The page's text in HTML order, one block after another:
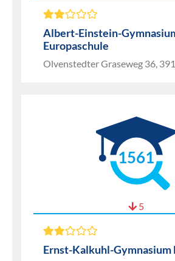
Albert-Einstein-
Europaschule
Olvenstedter Graseweg 36,
1561
5
Ernst-Kalkuhl-Gymnasium